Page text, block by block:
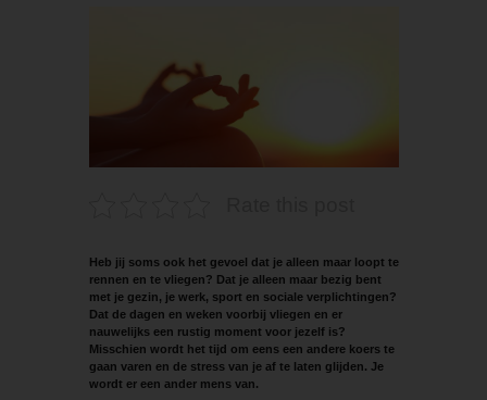
Heb jij soms ook het gevoel dat je alleen maar loopt te
rennen en te vliegen? Dat je alleen maar bezig bent
met je gezin, je werk, sport en sociale verplichtingen?
Dat de dagen en weken voorbij vliegen en er
nauwelijks een rustig moment voor jezelf is?
Misschien wordt het tijd om eens een andere koers te
gaan varen en de stress van je af te laten glijden. Je
wordt er een ander mens van.